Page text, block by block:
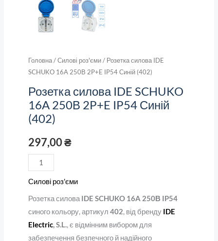
Головна/Силові роз'єми/ Розетка силова IDE
SCHUKO 16A 250В 2P+E IP54 Синій (402)
Розетка силова IDE SCHUKO
16A 250В 2P+E IP54 Синій
(402)
297,00₴
Силові роз'єми
Розетка силова IDE SCHUKO 16A 250В IP54
синого кольору, артикул 402, від бренду IDE
Electric, S.L., є відмінним вибором для
забезпечення безпечного й надійного